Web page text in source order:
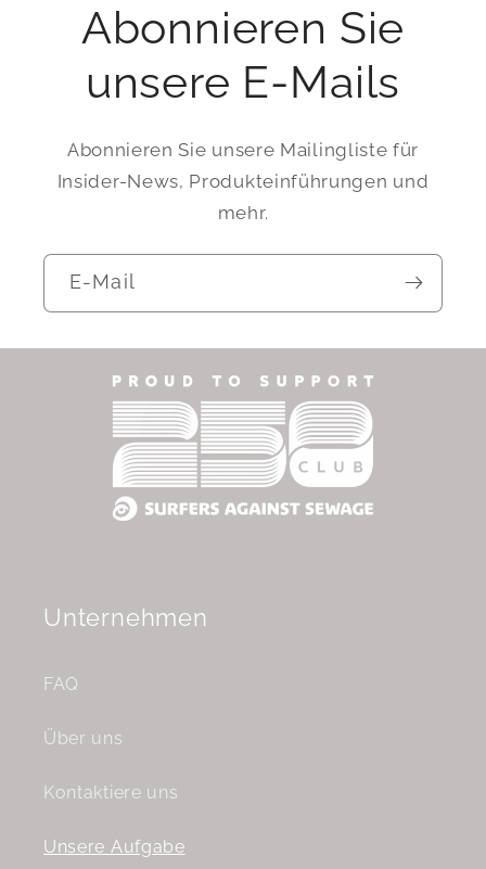
Abonnieren Sie
unsere E-Mails
Abonnieren Sie unsere Mailingliste für
Insider-News, Produkteinführungen und
mehr.
E-Mail
Unternehmen
FAQ
Über uns
Kontaktiere uns
Unsere Aufgabe